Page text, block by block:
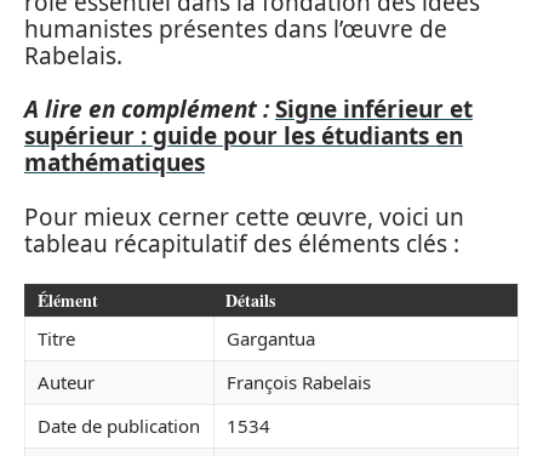
humanistes présentes dans l’œuvre de
Rabelais.
A lire en complément :Signe inférieur et
supérieur : guide pour les étudiants en
mathématiques
Pour mieux cerner cette œuvre, voici un
tableau récapitulatif des éléments clés :
Élément Détails
Titre
Gargantua
Auteur
François Rabelais
Date de publication
1534